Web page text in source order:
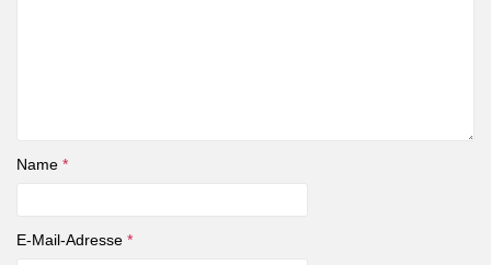
Name *
E-Mail-Adresse *